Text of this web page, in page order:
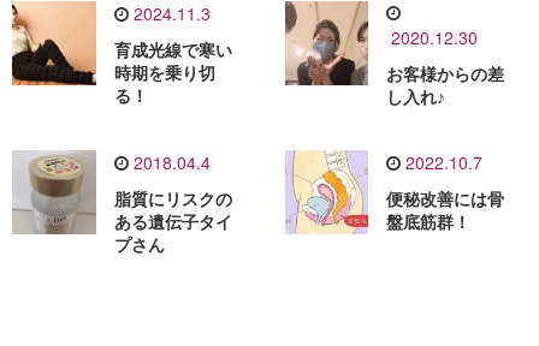
2024.11.3
育成光線で寒い
時期を乗り切
る！
2020.12.30
お客様からの差
し入れ♪
2018.04.4
脂質にリスクの
ある遺伝子タイ
プさん
2022.10.7
便秘改善には骨
盤底筋群！